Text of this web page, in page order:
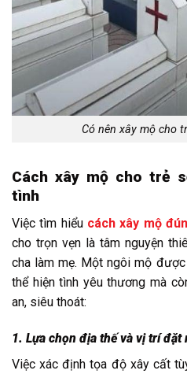
Có nên xây mộ cho
Cách xây mộ cho trẻ
tình
Việc tìm hiểu cách xây mộ
cho trọn vẹn là tâm nguyện
cha làm mẹ. Một ngôi mộ
thể hiện tình yêu thương mà
an, siêu thoát:
1. Lựa chọn địa thế và vị trí đặt
Việc xác định tọa độ xây cất